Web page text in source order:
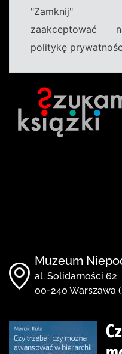
"Zamknij"
zaakceptować
politykę
Muzeum
al. Solidarności 62
00-240 Warszawa